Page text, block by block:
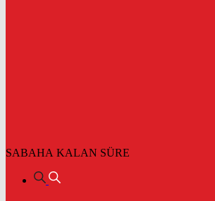
SABAHA KALAN SÜRE